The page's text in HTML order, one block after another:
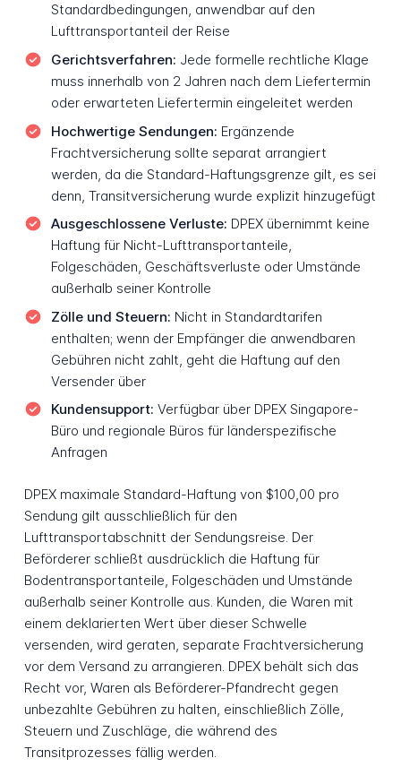
Standardbedingungen, anwendbar auf den
Lufttransportanteil der Reise
Gerichtsverfahren: Jede formelle rechtliche Klage
muss innerhalb von 2 Jahren nach dem Liefertermin
oder erwarteten Liefertermin eingeleitet werden
Hochwertige Sendungen: Ergänzende
Frachtversicherung sollte separat arrangiert
werden, da die Standard-Haftungsgrenze gilt, es sei
denn, Transitversicherung wurde explizit hinzugefügt
Ausgeschlossene Verluste: DPEX übernimmt keine
Haftung für Nicht-Lufttransportanteile,
Folgeschäden, Geschäftsverluste oder Umstände
außerhalb seiner Kontrolle
Zölle und Steuern: Nicht in Standardtarifen
enthalten; wenn der Empfänger die anwendbaren
Gebühren nicht zahlt, geht die Haftung auf den
Versender über
Kundensupport: Verfügbar über DPEX Singapore-
Büro und regionale Büros für länderspezifische
Anfragen
DPEX maximale Standard-Haftung von $100,00 pro
Sendung gilt ausschließlich für den
Lufttransportabschnitt der Sendungsreise. Der
Beförderer schließt ausdrücklich die Haftung für
Bodentransportanteile, Folgeschäden und Umstände
außerhalb seiner Kontrolle aus. Kunden, die Waren mit
einem deklarierten Wert über dieser Schwelle
versenden, wird geraten, separate Frachtversicherung
vor dem Versand zu arrangieren. DPEX behält sich das
Recht vor, Waren als Beförderer-Pfandrecht gegen
unbezahlte Gebühren zu halten, einschließlich Zölle,
Steuern und Zuschläge, die während des
Transitprozesses fällig werden.